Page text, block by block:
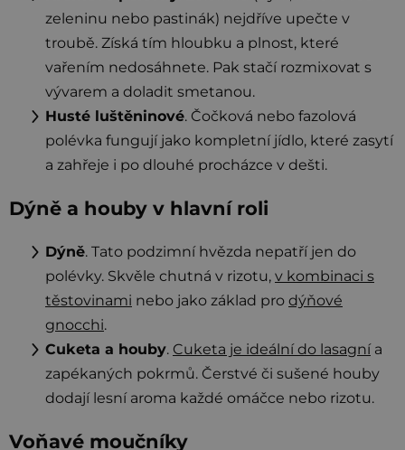
zeleninu nebo pastinák) nejdříve upečte v
troubě. Získá tím hloubku a plnost, které
vařením nedosáhnete. Pak stačí rozmixovat s
vývarem a doladit smetanou.
Husté luštěninové. Čočková nebo fazolová
polévka fungují jako kompletní jídlo, které zasytí
a zahřeje i po dlouhé procházce v dešti.
Dýně a houby v hlavní roli
Dýně. Tato podzimní hvězda nepatří jen do
polévky. Skvěle chutná v rizotu, v kombinaci s
těstovinami nebo jako základ pro dýňové
gnocchi.
Cuketa a houby. Cuketa je ideální do lasagnía
zapékaných pokrmů. Čerstvé či sušené houby
dodají lesní aroma každé omáčce nebo rizotu.
Voňavé moučníky